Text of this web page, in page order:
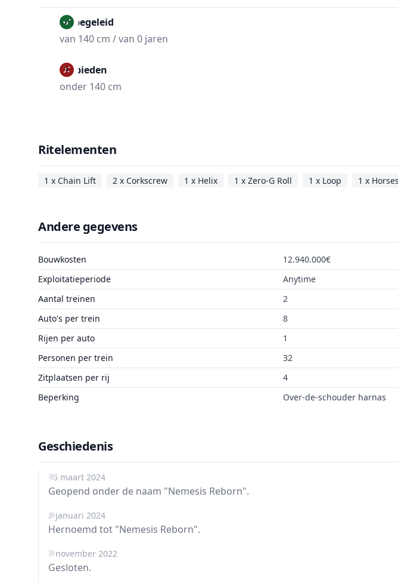
Onbegeleid
van 140 cm / van 0 jaren
Verbieden
onder 140 cm
Ritelementen
1 x Chain Lift 2 x Corkscrew 1 x Helix 1 x Zero-G Roll 1 x Loop 1 x
Andere gegevens
Bouwkosten
12.940.000€
Exploitatieperiode
Anytime
Aantal treinen
2
Auto's per trein
8
Rijen per auto
1
Personen per trein
32
Zitplaatsen per rij
4
Beperking
Over-de-schouder harnas
Geschiedenis
16 maart 2024
Geopend onder de naam "Nemesis Reborn".
8 januari 2024
Hernoemd tot "Nemesis Reborn".
7 november 2022
Gesloten.